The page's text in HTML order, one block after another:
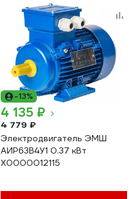
-13%
4 135 ₽
4 779 ₽
Электродвигатель ЭМШ
АИР63В4У1 0.37 кВт
Х0000012115